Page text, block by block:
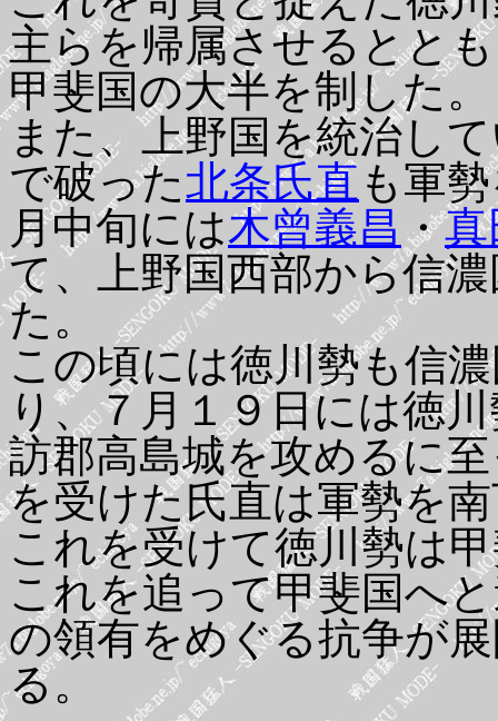
主らを帰属させるとと
甲斐国の大半を制した。
また、上野国を統治し
で破った北条氏直 も軍
月中旬には木曾義昌 ・真
て、上野国西部から信
た。
この頃には徳川勢も信
り、７月１９日には徳
訪郡高島城を攻めるに
を受けた氏直は軍勢を
これを受けて徳川勢は
これを追って甲斐国へ
の領有をめぐる抗争が
る。